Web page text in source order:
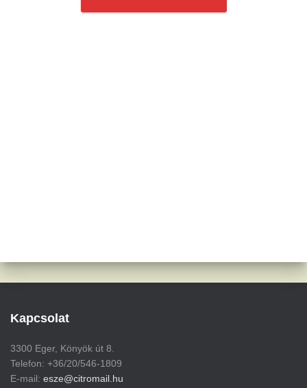
Kapcsolat
3300 Eger, Könyök út 8.
Telefon: +36/20/546-1809
E-mail: esze@citromail.hu